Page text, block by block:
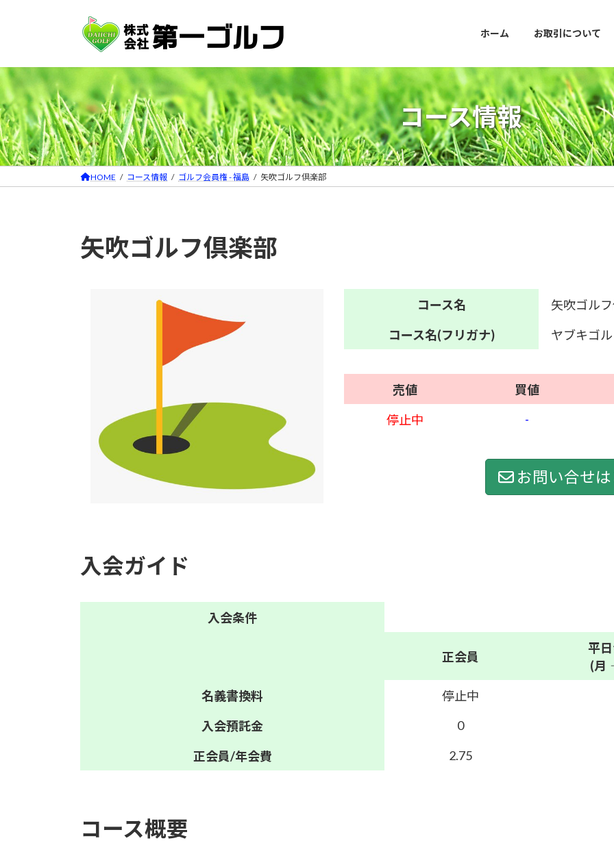
ツ
へ
ス
キ
ッ
プ
シ
ョ
ン
に
移
動
ホーム お取引について
コース情報
HOME コース情報 ゴルフ会員権 - 福島 矢吹ゴルフ倶楽部
矢吹ゴルフ倶楽部
コース名
矢吹ゴル
コース名(フリガナ) ヤブキゴ
売値 買値
停止中
-
お問い合せは
入会ガイド
入会条件
正会員
平日
(月
名義書換料
停止中
入会預託金 0
正会員/年会費 2.75
コース概要